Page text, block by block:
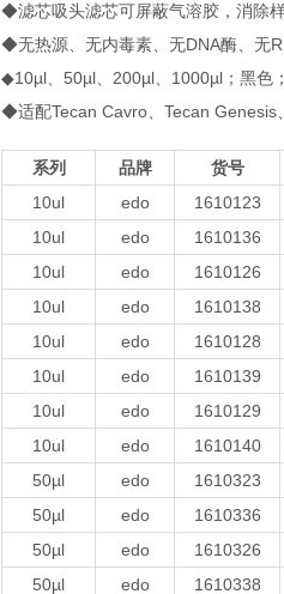
◆滤芯吸头滤芯可屏蔽气溶胶，消除
◆无热源、无内毒素、无DNA酶、无
◆10µl、50µl、200µl、1000µl；黑色
◆适配Tecan Cavro、Tecan Genesis
系列 品牌 货号
10ul
edo 1610123
10ul
edo 1610136
10ul
edo 1610126
10ul
edo 1610138
10ul
edo 1610128
10ul
edo 1610139
10ul
edo 1610129
10ul
edo 1610140
50µl
edo 1610323
50µl
edo 1610336
50µl
edo 1610326
50µl
edo 1610338